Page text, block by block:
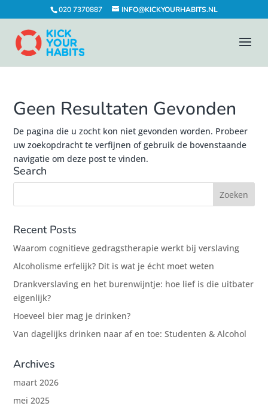
020 7370887 INFO@KICKYOURHABITS.NL
Geen Resultaten Gevonden
De pagina die u zocht kon niet gevonden worden. Probeer
uw zoekopdracht te verfijnen of gebruik de bovenstaande
navigatie om deze post te vinden.
Search
Recent Posts
Waarom cognitieve gedragstherapie werkt bij verslaving
Alcoholisme erfelijk? Dit is wat je écht moet weten
Drankverslaving en het burenwijntje: hoe lief is die uitbater
eigenlijk?
Hoeveel bier mag je drinken?
Van dagelijks drinken naar af en toe: Studenten & Alcohol
Archives
maart 2026
mei 2025